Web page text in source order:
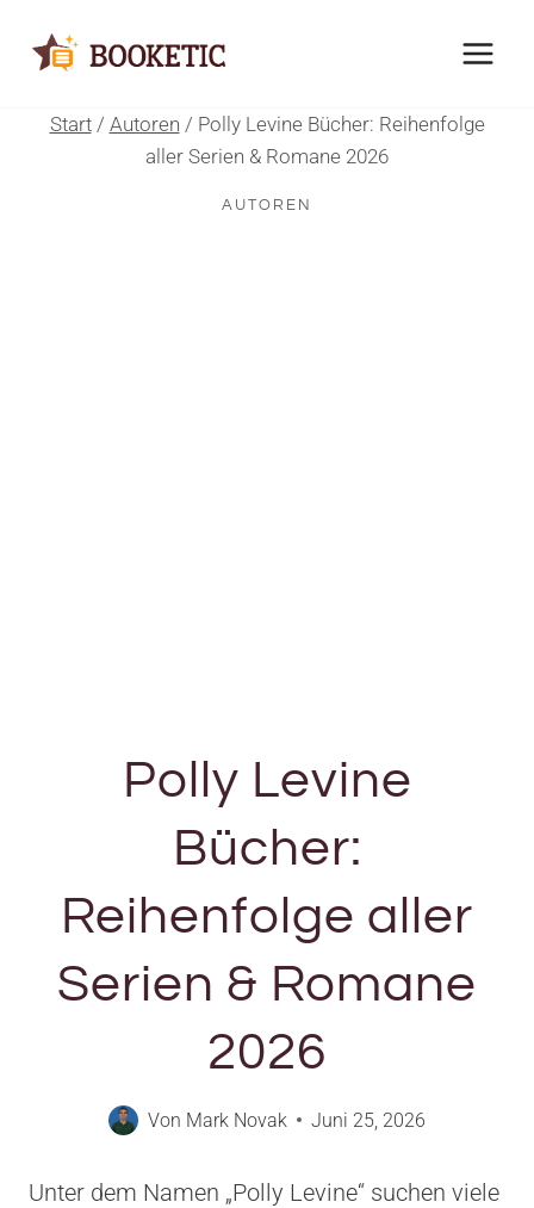
Inhalt
Start / Autoren / Polly Levine Bücher: Reihenfolge
aller Serien & Romane 2026
AUTOREN
Polly Levine
Bücher:
Reihenfolge aller
Serien & Romane
2026
Von Mark Novak Juni 25, 2026
Unter dem Namen „Polly Levine“ suchen viele